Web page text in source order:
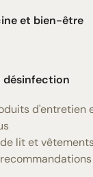
et bien-être
désinfection
d'entretien
lit et